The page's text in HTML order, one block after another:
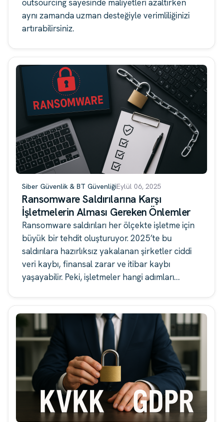
outsourcing sayesinde maliyetleri azaltırken
aynı zamanda uzman desteğiyle verimliliğinizi
artırabilirsiniz.
Siber Güvenlik & BT GüvenliğiEylül 06, 2025
Ransomware Saldırılarına Karşı
İşletmelerin Alması Gereken Önlemler
Ransomware saldırıları her ölçekte işletme için
büyük bir tehdit oluşturuyor. 2025’te bu
saldırılara hazırlıksız yakalanan şirketler ciddi
veri kaybı, finansal zarar ve itibar kaybı
yaşayabilir. Peki, işletmeler hangi adımları